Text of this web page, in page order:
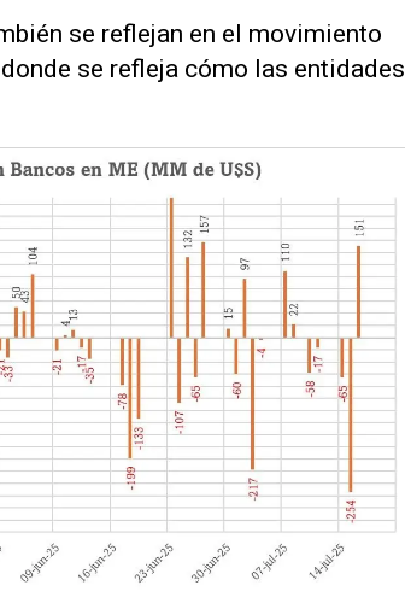
se reflejan en el movimiento
se refleja cómo las entidades